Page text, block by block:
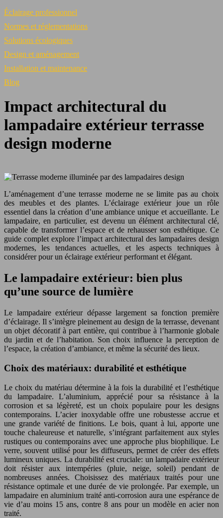
Éclairage professionnel
Normes et réglementations
Solutions écologiques
Design et aménagement
Installation et maintenance
Blog
Impact architectural du
lampadaire extérieur terrasse
design moderne
L’aménagement d’une terrasse moderne ne se limite pas au choix
des meubles et des plantes. L’éclairage extérieur joue un rôle
essentiel dans la création d’une ambiance unique et accueillante. Le
lampadaire, en particulier, est devenu un élément architectural clé,
capable de transformer l’espace et de rehausser son esthétique. Ce
guide complet explore l’impact architectural des lampadaires design
modernes, les tendances actuelles, et les aspects techniques à
considérer pour un éclairage extérieur performant et élégant.
Le lampadaire extérieur: bien plus
qu’une source de lumière
Le lampadaire extérieur dépasse largement sa fonction première
d’éclairage. Il s’intègre pleinement au design de la terrasse, devenant
un objet décoratif à part entière, qui contribue à l’harmonie globale
du jardin et de l’habitation. Son choix influence la perception de
l’espace, la création d’ambiance, et même la sécurité des lieux.
Choix des matériaux: durabilité et esthétique
Le choix du matériau détermine à la fois la durabilité et l’esthétique
du lampadaire. L’aluminium, apprécié pour sa résistance à la
corrosion et sa légèreté, est un choix populaire pour les designs
contemporains. L’acier inoxydable offre une robustesse accrue et
une grande variété de finitions. Le bois, quant à lui, apporte une
touche chaleureuse et naturelle, s’intégrant parfaitement aux styles
rustiques ou contemporains avec une approche plus biophilique. Le
verre, souvent utilisé pour les diffuseurs, permet de créer des effets
lumineux uniques. La durabilité est cruciale: un lampadaire extérieur
doit résister aux intempéries (pluie, neige, soleil) pendant de
nombreuses années. Choisissez des matériaux traités pour une
résistance optimale et une durée de vie prolongée. Par exemple, un
lampadaire en aluminium traité anti-corrosion aura une espérance de
vie d’au moins 15 ans, contre 8 ans pour un modèle en acier non
traité.